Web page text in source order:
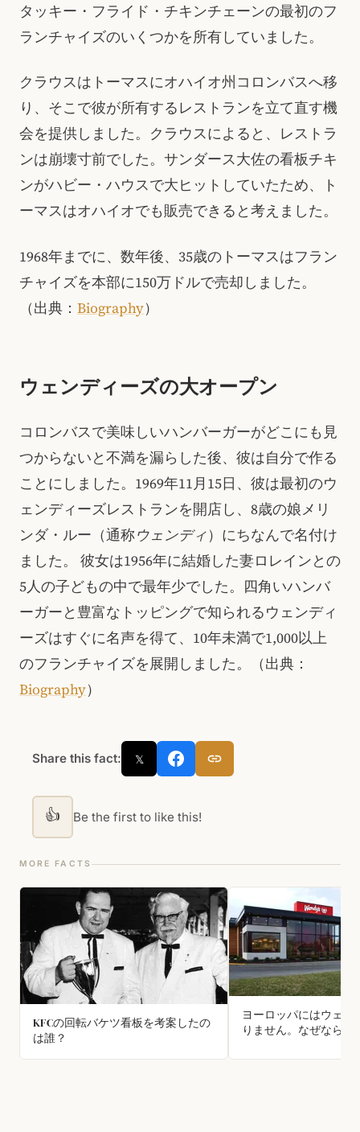
タッキー・フライド・チキンチェーンの最初のフ
ランチャイズのいくつかを所有していました。
クラウスはトーマスにオハイオ州コロンバスへ移
り、そこで彼が所有するレストランを立て直す機
会を提供しました。クラウスによると、レストラ
ンは崩壊寸前でした。サンダース大佐の看板チキ
ンがハビー・ハウスで大ヒットしていたため、ト
ーマスはオハイオでも販売できると考えました。
1968年までに、数年後、35歳のトーマスはフラン
チャイズを本部に150万ドルで売却しました。
（出典： Biography）
ウェンディーズの大オープン
コロンバスで美味しいハンバーガーがどこにも見
つからないと不満を漏らした後、彼は自分で作る
ことにしました。1969年11月15日、彼は最初のウ
ェンディーズレストランを開店し、8歳の娘メリ
ンダ・ルー（通称ウェンディ）にちなんで名付け
ました。 彼女は1956年に結婚した妻ロレインとの
5人の子どもの中で最年少でした。四角いハンバ
ーガーと豊富なトッピングで知られるウェンディ
ーズはすぐに名声を得て、10年未満で1,000以上
のフランチャイズを展開しました。（出典：
Biography）
Share this fact: 𝕏
👍 Be the first to like this!
MORE FACTS
KFCの回転バケツ看板を考案したの
は誰？
ヨーロッパにはウェン
りません。なぜなら、
商標を所有しているか